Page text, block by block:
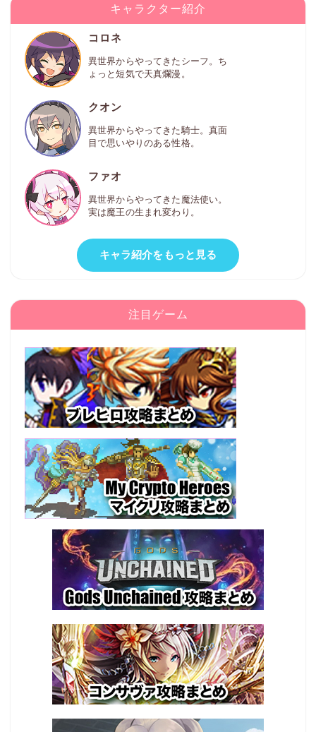
キャラクター紹介
コロネ
異世界からやってきたシーフ。ち
ょっと短気で天真爛漫。
クオン
異世界からやってきた騎士。真面
目で思いやりのある性格。
ファオ
異世界からやってきた魔法使い。
実は魔王の生まれ変わり。
キャラ紹介をもっと見る
注目ゲーム